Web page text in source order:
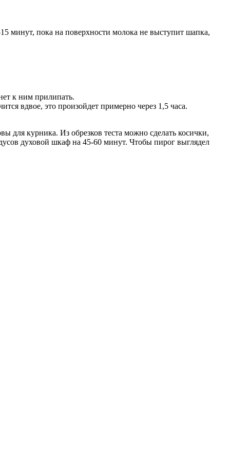
минут, пока на поверхности молока не выступит шапка,
к ним прилипать.
вдвое, это произойдет примерно через 1,5 часа.
для курника. Из обрезков теста можно сделать косички,
духовой шкаф на 45-60 минут. Чтобы пирог выглядел